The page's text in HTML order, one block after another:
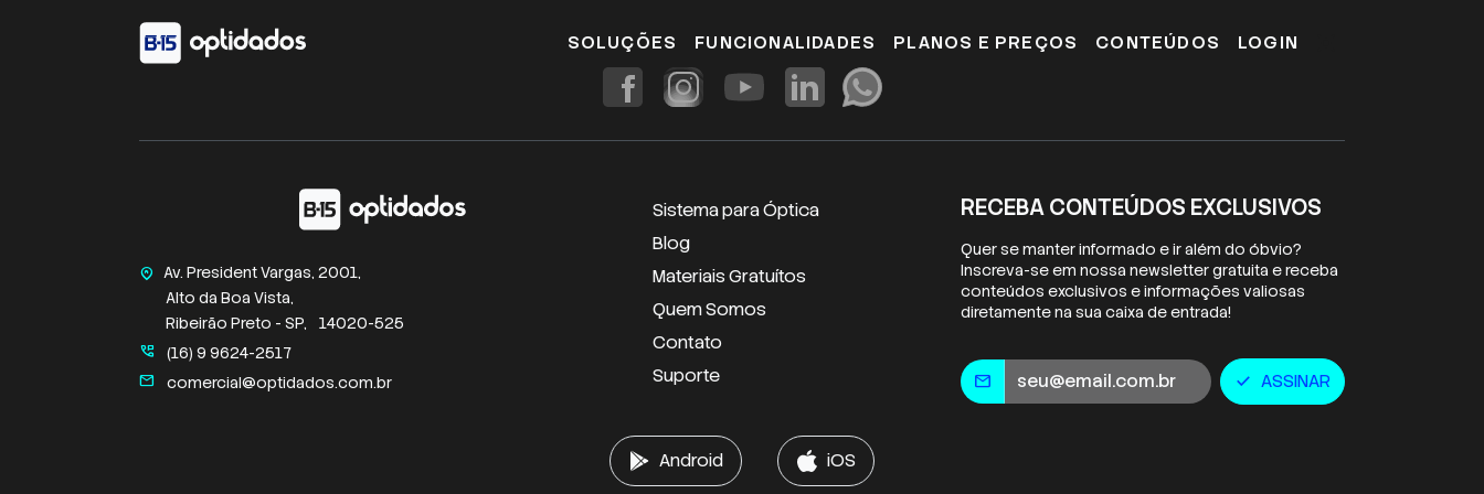
SOLUÇÕES FUNCIONALIDADES PLANOS E PREÇOS CONTEÚDOS LOGIN
home_pin
Av. President Vargas, 2001,
Alto da Boa Vista,
Ribeirão Preto - SP,
14020-525
perm_phone_msg (16) 9 9624-2517
mail comercial@optidados.com.br
Sistema para Óptica
Blog
Materiais Gratuítos
Quem Somos
Contato
Suporte
RECEBA CONTEÚDOS EXCLUSIVOS
Quer se manter informado e ir além do óbvio?
Inscreva-se em nossa newsletter gratuita e receba
conteúdos exclusivos e informações valiosas
diretamente na sua caixa de entrada!
E-mail
mail check ASSINAR
Android iOS